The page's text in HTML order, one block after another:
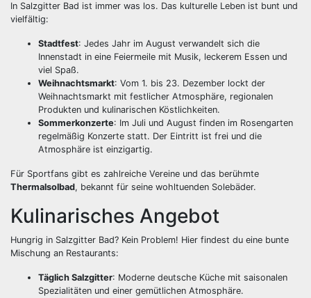
In Salzgitter Bad ist immer was los. Das kulturelle Leben ist bunt und
vielfältig:
Stadtfest: Jedes Jahr im August verwandelt sich die
Innenstadt in eine Feiermeile mit Musik, leckerem Essen und
viel Spaß.
Weihnachtsmarkt: Vom 1. bis 23. Dezember lockt der
Weihnachtsmarkt mit festlicher Atmosphäre, regionalen
Produkten und kulinarischen Köstlichkeiten.
Sommerkonzerte: Im Juli und August finden im Rosengarten
regelmäßig Konzerte statt. Der Eintritt ist frei und die
Atmosphäre ist einzigartig.
Für Sportfans gibt es zahlreiche Vereine und das berühmte
Thermalsolbad, bekannt für seine wohltuenden Solebäder.
Kulinarisches Angebot
Hungrig in Salzgitter Bad? Kein Problem! Hier findest du eine bunte
Mischung an Restaurants:
Täglich Salzgitter: Moderne deutsche Küche mit saisonalen
Spezialitäten und einer gemütlichen Atmosphäre.